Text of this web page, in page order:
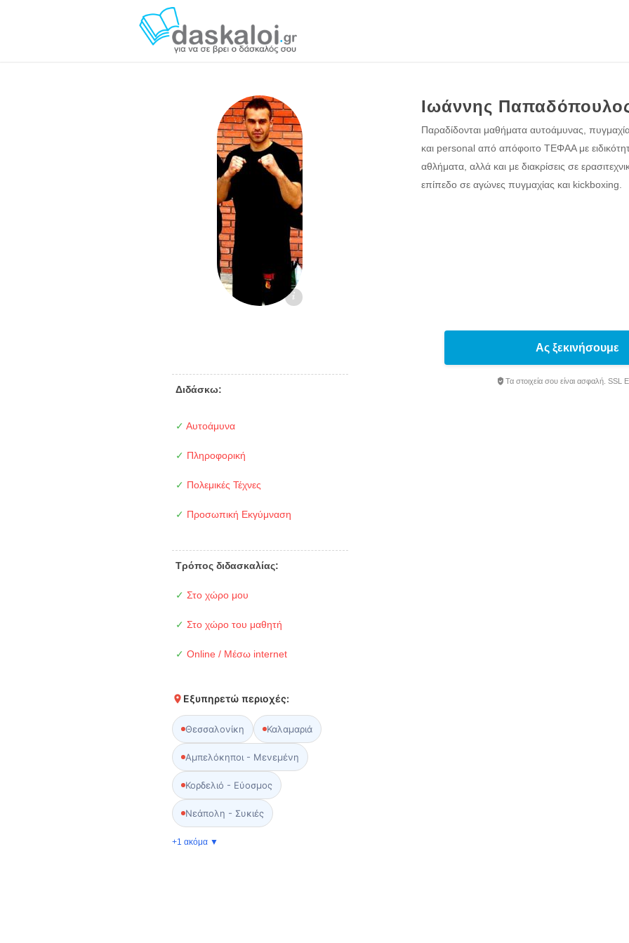
Ιωάννης Παπαδόπουλος - daskaloi.gr
Ιωάννης
Παραδίδονται μαθήματα αυτοάμυνας,
και personal από απόφοιτο ΤΕΦΑΑ με
αθλήματα, αλλά και με διακρίσεις σε
επίπεδο σε αγώνες πυγμαχίας και kickboxing.
Διδάσκω:
✓ Αυτοάμυνα
✓ Πληροφορική
✓ Πολεμικές Τέχνες
✓ Προσωπική Εκγύμναση
Τρόπος διδασκαλίας:
✓ Στο χώρο μου
✓ Στο χώρο του μαθητή
✓ Online / Μέσω internet
Εξυπηρετώ περιοχές:
Θεσσαλονίκη Καλαμαριά
Αμπελόκηποι - Μενεμένη
Κορδελιό - Εύοσμος
Νεάπολη - Συκιές
+1 ακόμα ▼
Ας ξεκινήσουμε
Τα στοιχεία σου είναι ασφαλή. SSL